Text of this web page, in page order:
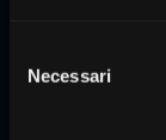
delNecessari